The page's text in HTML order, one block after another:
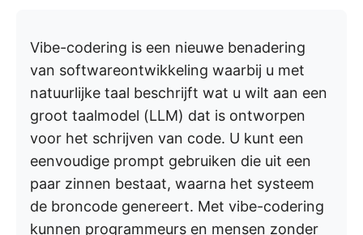
Vibe-codering is een nieuwe benadering
van softwareontwikkeling waarbij u met
natuurlijke taal beschrijft wat u wilt aan een
groot taalmodel (LLM) dat is ontworpen
voor het schrijven van code. U kunt een
eenvoudige prompt gebruiken die uit een
paar zinnen bestaat, waarna het systeem
de broncode genereert. Met vibe-codering
kunnen programmeurs en mensen zonder